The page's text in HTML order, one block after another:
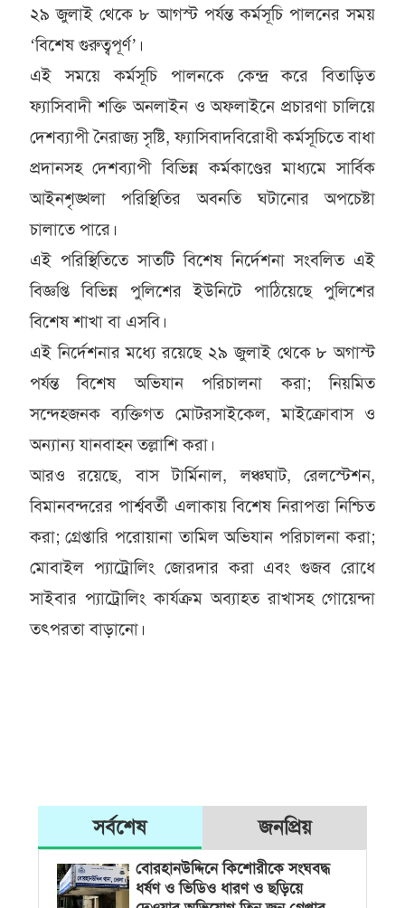
২৯ জুলাই থেকে ৮ আগস্ট পর্যন্ত কর্মসূচি পালনের সময়
‘বিশেষ গুরুত্বপূর্ণ’।
এই সময়ে কর্মসূচি পালনকে কেন্দ্র করে বিতাড়িত
ফ্যাসিবাদী শক্তি অনলাইন ও অফলাইনে প্রচারণা চালিয়ে
দেশব্যাপী নৈরাজ্য সৃষ্টি, ফ্যাসিবাদবিরোধী কর্মসূচিতে বাধা
প্রদানসহ দেশব্যাপী বিভিন্ন কর্মকাণ্ডের মাধ্যমে সার্বিক
আইনশৃঙ্খলা পরিস্থিতির অবনতি ঘটানোর অপচেষ্টা
চালাতে পারে।
এই পরিস্থিতিতে সাতটি বিশেষ নির্দেশনা সংবলিত এই
বিজ্ঞপ্তি বিভিন্ন পুলিশের ইউনিটে পাঠিয়েছে পুলিশের
বিশেষ শাখা বা এসবি।
এই নির্দেশনার মধ্যে রয়েছে ২৯ জুলাই থেকে ৮ অগাস্ট
পর্যন্ত বিশেষ অভিযান পরিচালনা করা; নিয়মিত
সন্দেহজনক ব্যক্তিগত মোটরসাইকেল, মাইক্রোবাস ও
অন্যান্য যানবাহন তল্লাশি করা।
আরও রয়েছে, বাস টার্মিনাল, লঞ্চঘাট, রেলস্টেশন,
বিমানবন্দরের পার্শ্ববর্তী এলাকায় বিশেষ নিরাপত্তা নিশ্চিত
করা; গ্রেপ্তারি পরোয়ানা তামিল অভিযান পরিচালনা করা;
মোবাইল প্যাট্রোলিং জোরদার করা এবং গুজব রোধে
সাইবার প্যাট্রোলিং কার্যক্রম অব্যাহত রাখাসহ গোয়েন্দা
তৎপরতা বাড়ানো।
সর্বশেষ জনপ্রিয়
বোরহানউদ্দিনে কিশোরীকে সংঘবদ্ধ
ধর্ষণ ও ভিডিও ধারণ ও ছড়িয়ে